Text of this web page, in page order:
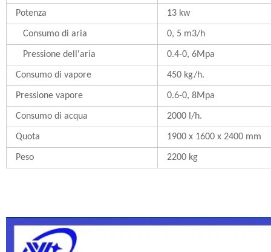
Potenza 13 kw
Consumo di aria 0, 5 m3/h
Pressione dell'aria 0.4-0, 6Mpa
Consumo di vapore 450 kg/h.
Pressione vapore 0.6-0, 8Mpa
Consumo di acqua 2000 l/h.
Quota 1900 x 1600 x 2400 mm
Peso 2200 kg